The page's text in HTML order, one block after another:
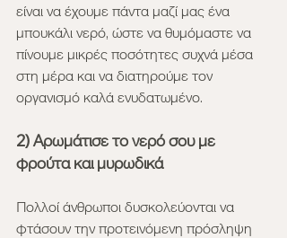
είναι να έχουμε πάντα μαζί μας ένα
μπουκάλι νερό, ώστε να θυμόμαστε να
πίνουμε μικρές ποσότητες συχνά μέσα
στη μέρα και να διατηρούμε τον
οργανισμό καλά ενυδατωμένο.
2) Αρωμάτισε το νερό σου με
φρούτα και μυρωδικά
Πολλοί άνθρωποι δυσκολεύονται να
φτάσουν την προτεινόμενη πρόσληψη